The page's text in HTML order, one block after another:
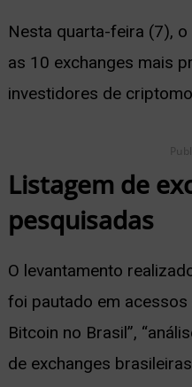
Nesta quarta-feira (7), o
as 10 exchanges mais
investidores de
Listagem de
pesquisadas
O levantamento
foi pautado em
Bitcoin no Brasil”,
de exchanges